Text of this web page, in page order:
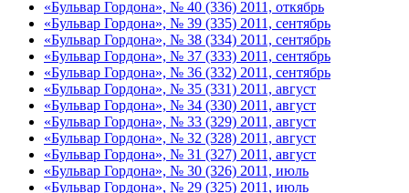
«Бульвар Гордона», № 40 (336) 2011, откябрь
«Бульвар Гордона», № 39 (335) 2011, сентябрь
«Бульвар Гордона», № 38 (334) 2011, сентябрь
«Бульвар Гордона», № 37 (333) 2011, сентябрь
«Бульвар Гордона», № 36 (332) 2011, сентябрь
«Бульвар Гордона», № 35 (331) 2011, август
«Бульвар Гордона», № 34 (330) 2011, август
«Бульвар Гордона», № 33 (329) 2011, август
«Бульвар Гордона», № 32 (328) 2011, август
«Бульвар Гордона», № 31 (327) 2011, август
«Бульвар Гордона», № 30 (326) 2011, июль
«Бульвар Гордона», № 29 (325) 2011, июль